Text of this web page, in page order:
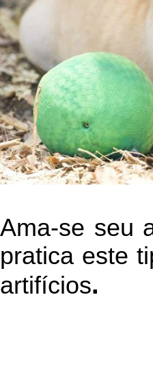
Ama-se seu
pratica este
artifícios.